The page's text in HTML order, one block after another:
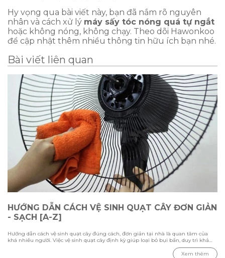
Hy vọng qua bài viết này, bạn đã nắm rõ nguyên
nhân và cách xử lý máy sấy tóc nóng quá tự ngắt
hoặc không nóng, không chạy. Theo dõi Hawonkoo
để cập nhật thêm nhiều thông tin hữu ích bạn nhé.
Bài viết liên quan
HƯỚNG DẪN CÁCH VỆ SINH QUẠT CÂY ĐƠN GIẢN
- SẠCH [A-Z]
Hướng dẫn cách vệ sinh quạt cây đúng cách, đơn giản tại nhà là quan tâm của
khá nhiều người. Việc vệ sinh quạt cây định kỳ giúp loại bỏ bụi bẩn, duy trì khả
năng làm mát và kéo dài tuổi thọ thiết bị. Trong bài viết này Hawonkoo sẽ hướng
dẫn chi tiết các bước vệ sinh từ cách tháo lắp, làm sạch từng bộ phận đến những
Xem thêm